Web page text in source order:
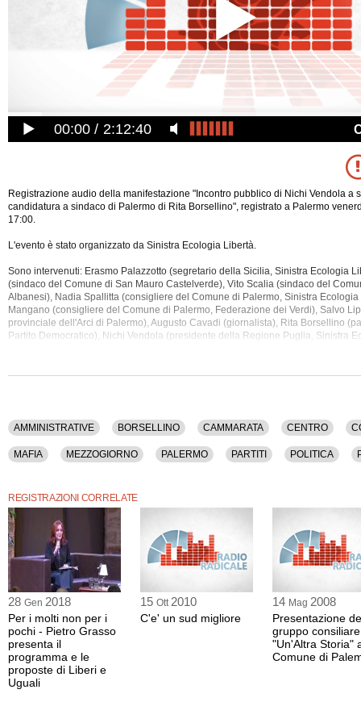
00:00 2:12:40
Registrazione audio della manifestazione "Incontro pubblico di Nichi Vendola a
candidatura a sindaco di Palermo di Rita Borsellino", registrato a Palermo
17:00.
L'evento è stato organizzato da Sinistra Ecologia Libertà.
Sono intervenuti: Erasmo Palazzotto (segretario della Sicilia, Sinistra Ecologia
(sindaco del Comune di San Mauro Castelverde), Vito Scalia (sindaco del
Albanesi), Nadia Spallitta (consigliere del Comune di Palermo, Sinistra Ecologia
Mangano (consigliere del Comune di Palermo, Federazione dei Verdi), Salvo
provinciale dell'Arci di Palermo), Augusto Cavadi (giornalista), Rita Borsellino
Partito Democratico), Nichi Vendola (presidente della Regione Puglia, Sinistra
Destra, Elezioni, Etica, Lombardo, Mafia, Mezzogiorno, Palermo, Partiti, Politica,
AMMINISTRATIVE
BORSELLINO CAMMARATA CENTRO
MAFIA MEZZOGIORNO PALERMO PARTITI POLITICA
REGISTRAZIONI CORRELATE
28 Gen 2018
Per i molti non per i
pochi - Pietro Grasso
presenta il
programma e le
proposte di Liberi e
Uguali
15 Ott 2010
C'e' un sud migliore
14 Mag 2008
Presentazione
gruppo consiliare
"Un'Altra Storia"
Comune di